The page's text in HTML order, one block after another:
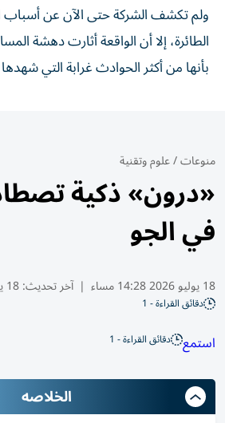
ولم تكشف الشركة حتى الآن عن أسباب
الطائرة، إلا أن الواقعة أثارت دهشة
بأنها من أكثر الحوادث غرابة التي
منوعات/علوم وتقنية
«درون» ذكية
في الجو
18 يوليو 2026 14:28 مساء | آخر تحديث:18 يوليو 15:13 2026
دقائق القراءة - 1
استمع دقائق القراءة - 1
الخلاصه